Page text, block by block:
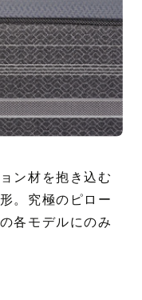
ン材を抱き込む
。究極のピロー
各モデルにのみ